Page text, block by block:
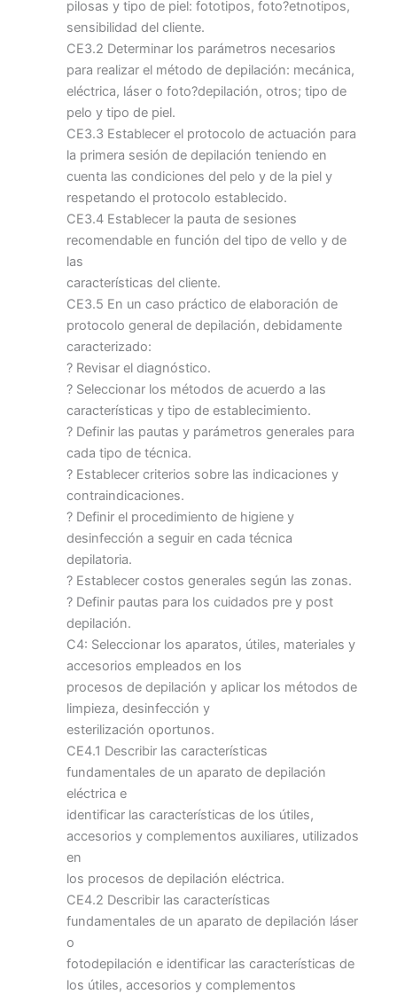
pilosas y tipo de piel: fototipos, foto?etnotipos,
sensibilidad del cliente.
CE3.2 Determinar los parámetros necesarios
para realizar el método de depilación: mecánica,
eléctrica, láser o foto?depilación, otros; tipo de
pelo y tipo de piel.
CE3.3 Establecer el protocolo de actuación para
la primera sesión de depilación teniendo en
cuenta las condiciones del pelo y de la piel y
respetando el protocolo establecido.
CE3.4 Establecer la pauta de sesiones
recomendable en función del tipo de vello y de
las
características del cliente.
CE3.5 En un caso práctico de elaboración de
protocolo general de depilación, debidamente
caracterizado:
? Revisar el diagnóstico.
? Seleccionar los métodos de acuerdo a las
características y tipo de establecimiento.
? Definir las pautas y parámetros generales para
cada tipo de técnica.
? Establecer criterios sobre las indicaciones y
contraindicaciones.
? Definir el procedimiento de higiene y
desinfección a seguir en cada técnica
depilatoria.
? Establecer costos generales según las zonas.
? Definir pautas para los cuidados pre y post
depilación.
C4: Seleccionar los aparatos, útiles, materiales y
accesorios empleados en los
procesos de depilación y aplicar los métodos de
limpieza, desinfección y
esterilización oportunos.
CE4.1 Describir las características
fundamentales de un aparato de depilación
eléctrica e
identificar las características de los útiles,
accesorios y complementos auxiliares, utilizados
en
los procesos de depilación eléctrica.
CE4.2 Describir las características
fundamentales de un aparato de depilación láser
o
fotodepilación e identificar las características de
los útiles, accesorios y complementos